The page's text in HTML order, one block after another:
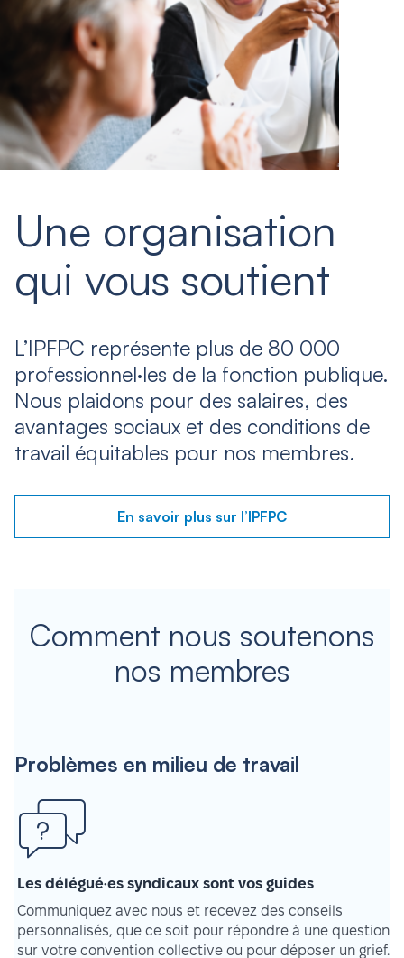
Une organisation
qui vous soutient
L’IPFPC représente plus de 80 000
professionnel·les de la fonction publique.
Nous plaidons pour des salaires, des
avantages sociaux et des conditions de
travail équitables pour nos membres.
En savoir plus sur l’IPFPC
Comment nous soutenons
nos membres
Problèmes en milieu de travail
Les délégué·es syndicaux sont vos guides
Communiquez avec nous et recevez des conseils
personnalisés, que ce soit pour répondre à une question
sur votre convention collective ou pour déposer un grief.